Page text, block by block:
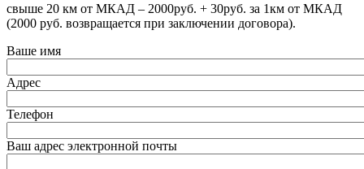
свыше 20 км от МКАД – 2000руб. + 30руб. за 1км от МКАД
(2000 руб. возвращается при заключении договора).
Ваше имя
Адрес
Телефон
Ваш адрес электронной почты